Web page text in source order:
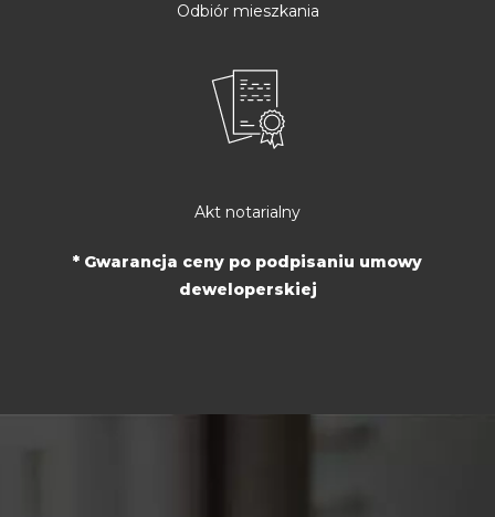
Odbiór mieszkania
Akt notarialny
* Gwarancja ceny po podpisaniu umowy
deweloperskiej